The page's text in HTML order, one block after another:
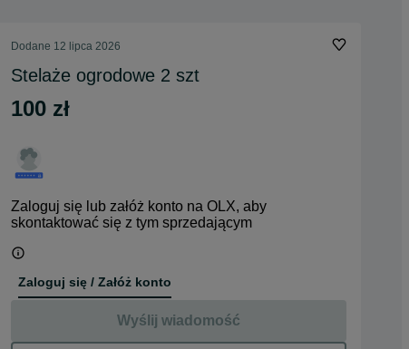
Dodane 12 lipca 2026
Stelaże ogrodowe 2 szt
100 zł
Zaloguj się lub załóż konto na OLX, aby
skontaktować się z tym sprzedającym
Zaloguj się / Załóż konto
Wyślij wiadomość